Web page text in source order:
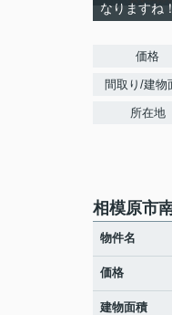
なりますね
価格
間取り/建物
所在地
相模原市
物件名
価格
建物面積